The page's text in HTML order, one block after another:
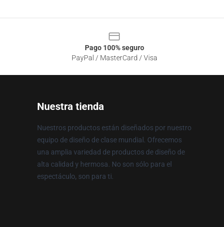
Pago 100% seguro
PayPal / MasterCard / Visa
Nuestra tienda
Nuestros productos están diseñados por nuestro
equipo de diseño de clase mundial. Ofrecemos
una amplia variedad de productos de diseño de
alta calidad y hermosa. No son sólo para el
espectáculo, son para ti.